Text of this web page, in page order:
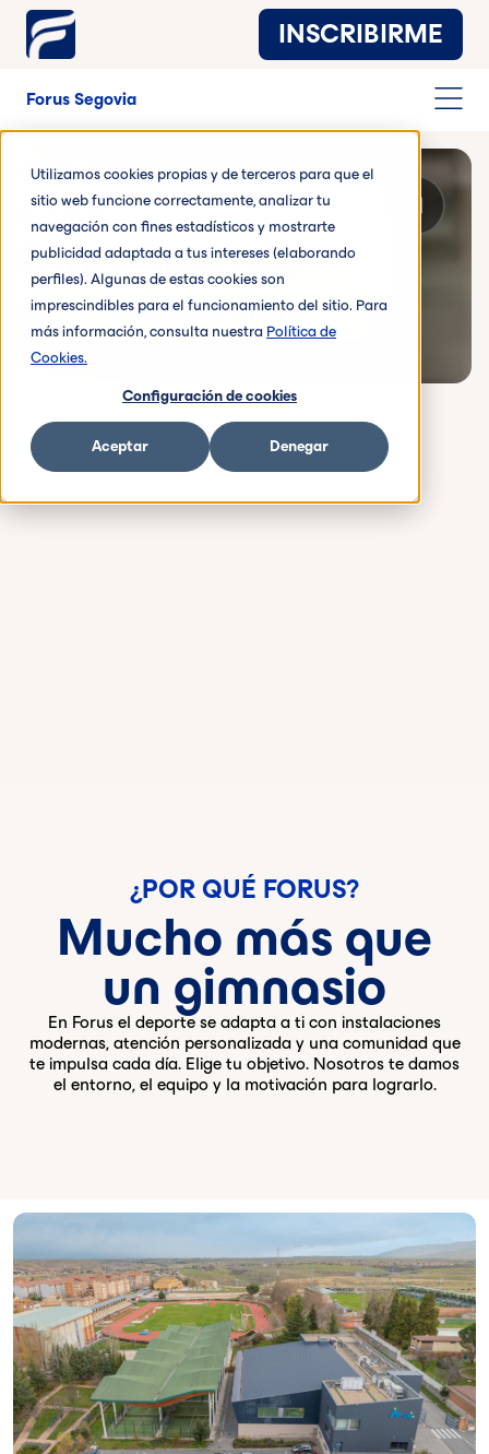
Utilizamos cookies propias y de terceros para que el
sitio web funcione correctamente, analizar tu
navegación con fines estadísticos y mostrarte
publicidad adaptada a tus intereses (elaborando
perfiles). Algunas de estas cookies son
imprescindibles para el funcionamiento del sitio. Para
más información, consulta nuestra Política de
Cookies.
Configuración de cookies
Aceptar Denegar
INSCRIBIRME
Forus Segovia
Vídeo de fondo en reproducción
Segovia
Forus Segovia
Inscríbete ahora
¿POR QUÉ FORUS?
Mucho más que
un gimnasio
En Forus el deporte se adapta a ti con instalaciones
modernas, atención personalizada y una comunidad que
te impulsa cada día. Elige tu objetivo. Nosotros te damos
el entorno, el equipo y la motivación para lograrlo.